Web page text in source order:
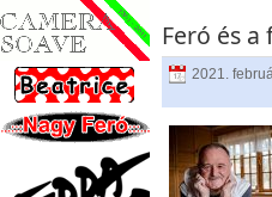
Feró és
2021.